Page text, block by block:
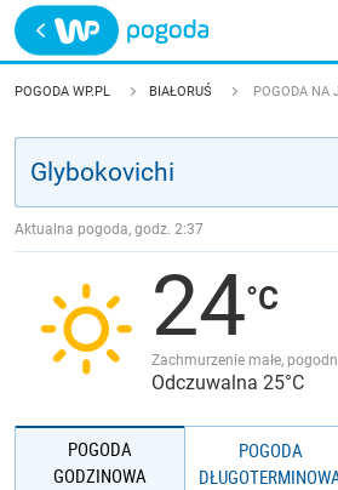
Trwa ładowanie
POLSKA
JAKOŚĆ POWIETRZA
POGODA WP.PL BIAŁORUŚ POGODA NA
Aktualna pogoda, godz. 2:37
24
Zachmurzenie małe,
Odczuwalna 25°C
POGODA
GODZINOWA
POGODA